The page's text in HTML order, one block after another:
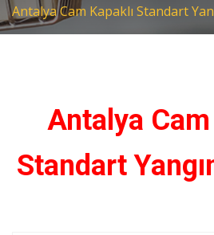
Antalya Cam Kapaklı Standart
Antalya Cam
Standart